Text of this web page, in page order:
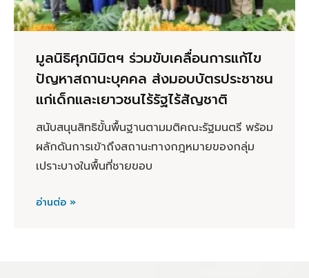
มูลนิธิศุภนิมิตฯ ร่วมขับเคลื่อนการแก้ไข
ปัญหาสถานะบุคคล ส่งมอบบัตรประชาชน
แก่เด็กและเยาวชนไร้รัฐไร้สัญชาติ
สนับสนุนสิทธิขั้นพื้นฐานตามมติคณะรัฐมนตรี พร้อม
ผลักดันการเข้าถึงสถานะทางกฎหมายของกลุ่ม
เปราะบางในพื้นที่ชายขอบ
อ่านต่อ »